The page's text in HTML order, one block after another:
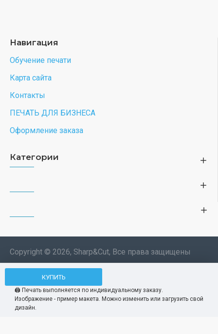
КУПИТЬ
🖨️ Печать выполняется по индивидуальному заказу.
Изображение - пример макета. Можно изменить или загрузить свой
дизайн.
Навигация
Обучение печати
Карта сайта
Контакты
ПЕЧАТЬ ДЛЯ БИЗНЕСА
Оформление заказа
Категории
Copyright © 2026, Sharp&Cut, Все права защищены
Типография. 🖨️ Печать всех
изделий по индивидуальному
заказу. Изображения —
демонстрационные макеты.
Мы используем файлы cookie, чтобы вам
было удобнее пользоваться нашим сайтом.
Продолжая использование сайта, вы
соглашаетесь c использованием нами
Принять